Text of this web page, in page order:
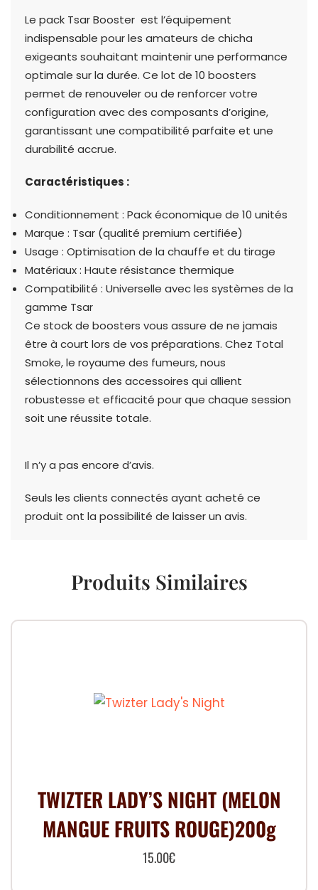
Le pack Tsar Booster est l’équipement
indispensable pour les amateurs de chicha
exigeants souhaitant maintenir une performance
optimale sur la durée. Ce lot de 10 boosters
permet de renouveler ou de renforcer votre
configuration avec des composants d’origine,
garantissant une compatibilité parfaite et une
durabilité accrue.
Caractéristiques :
Conditionnement : Pack économique de 10 unités
Marque : Tsar (qualité premium certifiée)
Usage : Optimisation de la chauffe et du tirage
Matériaux : Haute résistance thermique
Compatibilité : Universelle avec les systèmes de la
gamme Tsar
Ce stock de boosters vous assure de ne jamais
être à court lors de vos préparations. Chez Total
Smoke, le royaume des fumeurs, nous
sélectionnons des accessoires qui allient
robustesse et efficacité pour que chaque session
soit une réussite totale.
Il n’y a pas encore d’avis.
Seuls les clients connectés ayant acheté ce
produit ont la possibilité de laisser un avis.
Produits Similaires
TWIZTER LADY’S NIGHT (MELON
MANGUE FRUITS ROUGE)200g
15.00€